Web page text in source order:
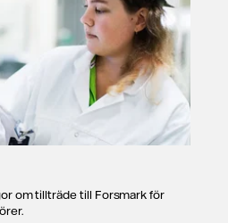
om tillträde till Forsmark för